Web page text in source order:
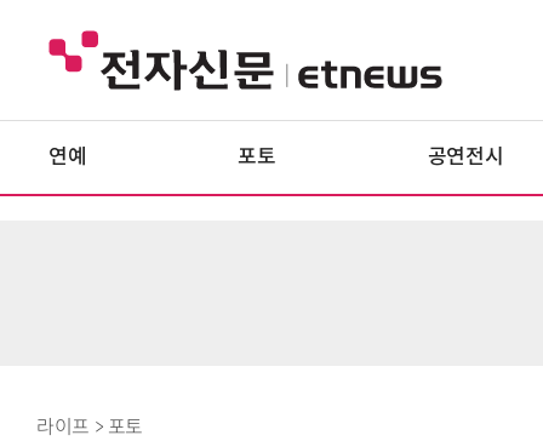
연예 포토 공연전시
라이프 > 포토